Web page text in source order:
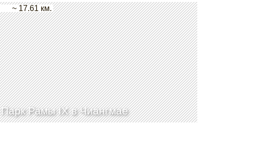
Парк Рамы IX в Чиангмае
~ 17.61 км.